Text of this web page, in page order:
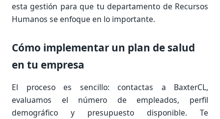
esta gestión para que tu departamento de Recursos
Humanos se enfoque en lo importante.
Cómo implementar un plan de salud
en tu empresa
El proceso es sencillo: contactas a BaxterCL,
evaluamos el número de empleados, perfil
demográfico y presupuesto disponible. Te